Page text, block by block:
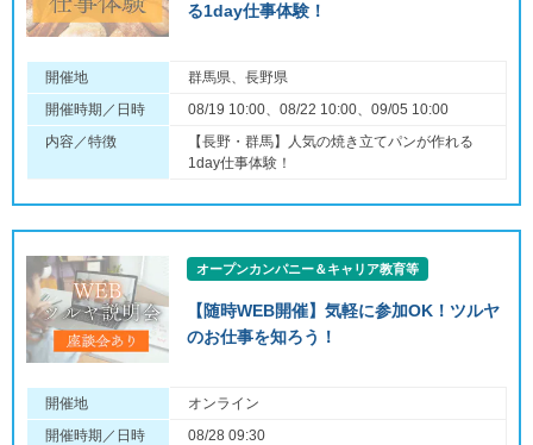
る1day仕事体験！
開催地
群馬県、長野県
開催時期／日時
08/19 10:00、08/22 10:00、09/05 10:00
内容／特徴
【長野・群馬】人気の焼き立てパンが作れる
1day仕事体験！
オープンカンパニー＆キャリア教育等
【随時WEB開催】気軽に参加OK！ツルヤ
のお仕事を知ろう！
開催地
オンライン
開催時期／日時
08/28 09:30